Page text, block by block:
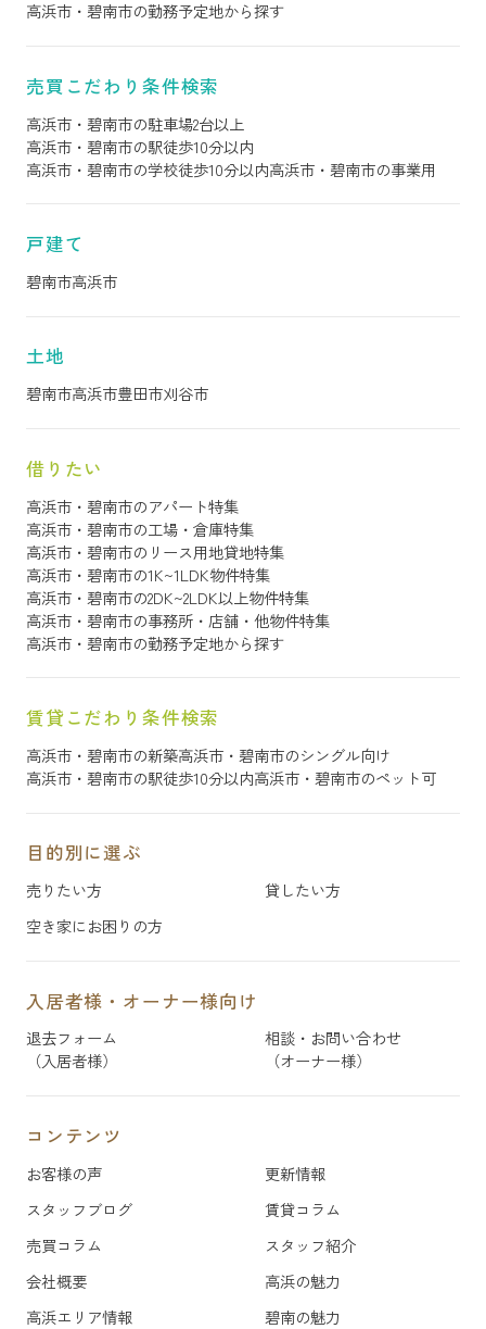
高浜市・碧南市の勤務予定地から探す
売買こだわり条件検索
高浜市・碧南市の駐車場2台以上
高浜市・碧南市の駅徒歩10分以内
高浜市・碧南市の学校徒歩10分以内高浜市・碧南市の事業用
戸建て
碧南市高浜市
土地
碧南市高浜市豊田市刈谷市
借りたい
高浜市・碧南市のアパート特集
高浜市・碧南市の工場・倉庫特集
高浜市・碧南市のリース用地貸地特集
高浜市・碧南市の1K~1LDK物件特集
高浜市・碧南市の2DK~2LDK以上物件特集
高浜市・碧南市の事務所・店舗・他物件特集
高浜市・碧南市の勤務予定地から探す
賃貸こだわり条件検索
高浜市・碧南市の新築高浜市・碧南市のシングル向け
高浜市・碧南市の駅徒歩10分以内高浜市・碧南市のペット可
目的別に選ぶ
売りたい方
貸したい方
空き家にお困りの方
入居者様・オーナー様向け
退去フォーム
（入居者様）
相談・お問い合わせ
（オーナー様）
コンテンツ
お客様の声
更新情報
スタッフブログ
賃貸コラム
売買コラム
スタッフ紹介
会社概要
高浜の魅力
高浜エリア情報
碧南の魅力